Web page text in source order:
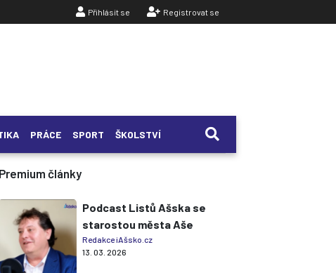
Přihlásit se Registrovat se
PRÁCE SPORT ŠKOLSTVÍ
Premium články
Podcast Listů Ašska se
starostou města Aše
Redakce iAšsko.cz
13. 03. 2026